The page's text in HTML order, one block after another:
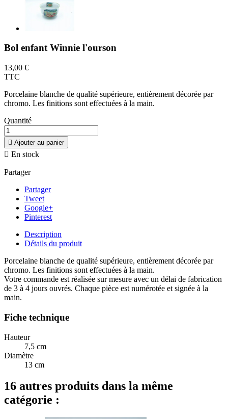
Bol enfant Winnie l'ourson
13,00 €
TTC
Porcelaine blanche de qualité supérieure, entièrement décorée par
chromo. Les finitions sont effectuées à la main.
Quantité
 Ajouter au panier
 En stock
Partager
Partager
Tweet
Google+
Pinterest
Description
Détails du produit
Porcelaine blanche de qualité supérieure, entièrement décorée par
chromo. Les finitions sont effectuées à la main.
Votre commande est réalisée sur mesure avec un délai de fabrication
de 3 à 4 jours ouvrés. Chaque pièce est numérotée et signée à la
main.
Fiche technique
Hauteur
7,5 cm
Diamètre
13 cm
16 autres produits dans la même
catégorie :